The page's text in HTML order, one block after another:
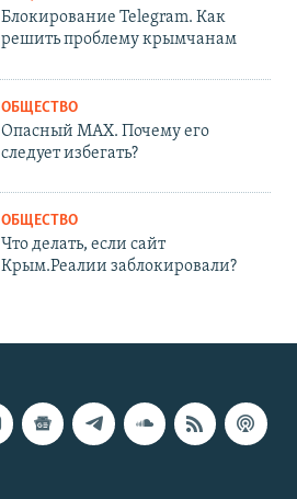
Блокирование Telegram. Как
решить проблему крымчанам
ОБЩЕСТВО
Опасный MAX. Почему его
следует избегать?
ОБЩЕСТВО
Что делать, если сайт
Крым.Реалии заблокировали?